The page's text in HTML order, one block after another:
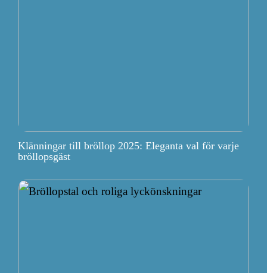
Klänningar till bröllop 2025: Eleganta val för varje
bröllopsgäst